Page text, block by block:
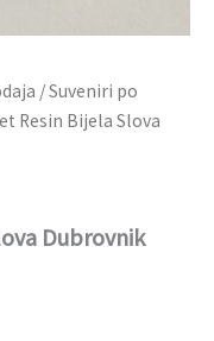
/Suveniri po
Resin Bijela Slova
Dubrovnik